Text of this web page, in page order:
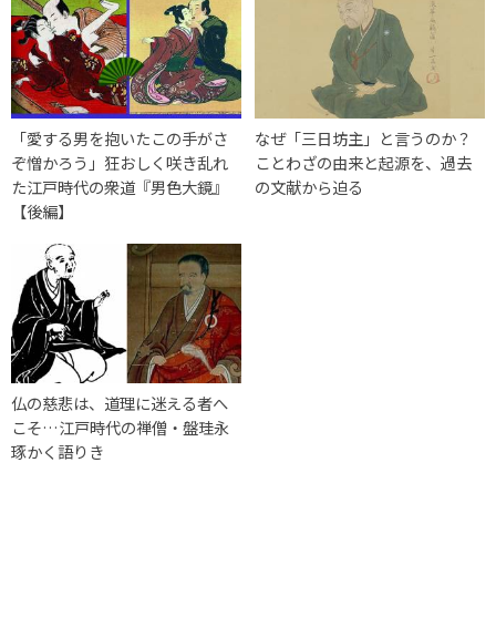
「愛する男を抱いたこの手がさ
ぞ憎かろう」狂おしく咲き乱れ
た江戸時代の衆道『男色大鏡』
【後編】
なぜ「三日坊主」と言うのか？
ことわざの由来と起源を、過去
の文献から迫る
仏の慈悲は、道理に迷える者へ
こそ…江戸時代の禅僧・盤珪永
琢かく語りき